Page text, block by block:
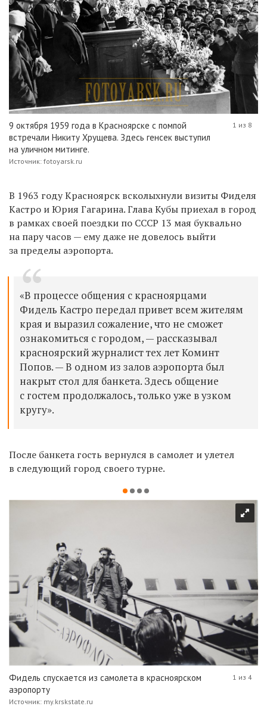
9 октября 1959 года в Красноярске с помпой
встречали Никиту Хрущева. Здесь генсек выступил
на уличном митинге.
Источник: fotoyarsk.ru
1 из 8
В 1963 году Красноярск всколыхнули визиты Фиделя
Кастро и Юрия Гагарина. Глава Кубы приехал в город
в рамках своей поездки по СССР 13 мая буквально
на пару часов — ему даже не довелось выйти
за пределы аэропорта.
«В процессе общения с красноярцами
Фидель Кастро передал привет всем жителям
края и выразил сожаление, что не сможет
ознакомиться с городом, — рассказывал
красноярский журналист тех лет Коминт
Попов. — В одном из залов аэропорта был
накрыт стол для банкета. Здесь общение
с гостем продолжалось, только уже в узком
кругу».
После банкета гость вернулся в самолет и улетел
в следующий город своего турне.
Фидель спускается из самолета в красноярском
аэропорту
Источник: my.krskstate.ru
1 из 4